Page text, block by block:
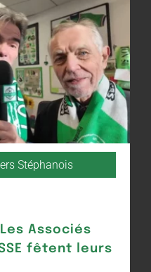
Stéphanois
Associés
fêtent leurs